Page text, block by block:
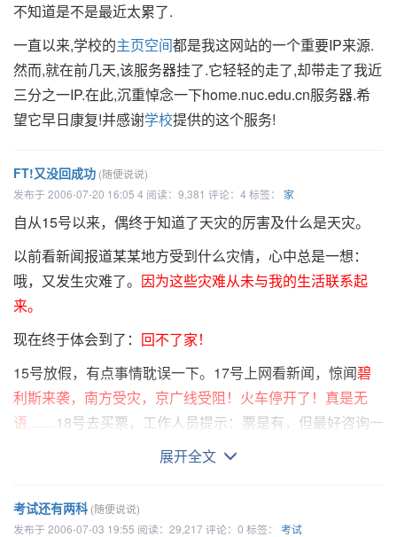
不知道是不是最近太累了.
一直以来,学校的主页空间都是我这网站的一个重要IP来源.
然而,就在前几天,该服务器挂了.它轻轻的走了,却带走了我近
三分之一IP.在此,沉重悼念一下home.nuc.edu.cn服务器.希
望它早日康复!并感谢学校提供的这个服务!
FT!又没回成功 (随便说说)
发布于 2006-07-20 16:05 4 阅读：9,381 评论：4 标签： 家
自从15号以来，偶终于知道了天灾的厉害及什么是天灾。
以前看新闻报道某某地方受到什么灾情，心中总是一想：
哦，又发生灾难了。 因为这些灾难从未与我的生活联系起
来。
现在终于体会到了： 回不了家！
15号放假，有点事情耽误一下。17号上网看新闻，惊闻碧
利斯来袭，南方受灾，京广线受阻！火车停开了！真是无
语........18号去买票，工作人员提示：票是有，但最好咨询一
下火车站。想罢，觉得还是迟一天回。19号买票，却发现学
今天，同样还是系统升级，暂停售票！一怒之下收拾行李直
奔太原市火车站，直接买票去！到了火车站却见公告：
展开全文
考试还有两科 (随便说说)
发布于 2006-07-03 19:55 阅读：29,217 评论：0 标签： 考试